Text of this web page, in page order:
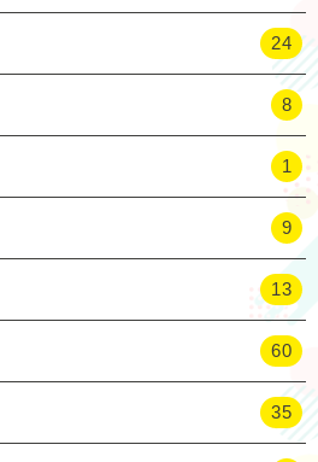
24
8
1
9
13
60
35